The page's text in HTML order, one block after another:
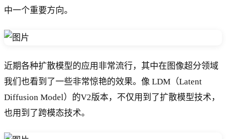
中一个重要方向。
近期各种扩散模型的应用非常流行，其中在图像超分领域
我们也看到了一些非常惊艳的效果。像 LDM（Latent
Diffusion Model）的V2版本，不仅用到了扩散模型技术，
也用到了跨模态技术。